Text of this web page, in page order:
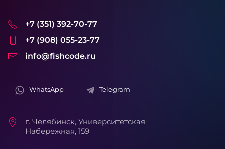
+7 (351) 392-70-77
+7 (908) 055-23-77
info@fishcode.ru
WhatsApp Telegram
г. Челябинск, Университетская
Набережная, 159